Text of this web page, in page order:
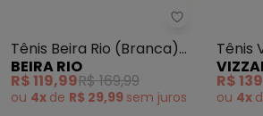
Beira Rio -
Tênis Beira Rio (Branca)
em Sisntético
BEIRA RIO
R$ 119,99R$ 169,99
ou 4x de R$ 29,99 sem juros
Tênis
em
R$
ou 4x